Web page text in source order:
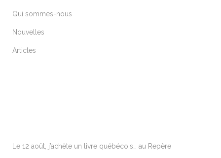
Qui sommes-nous
Nouvelles
Articles
Le 12 août, j’achète un livre québécois… au Repère